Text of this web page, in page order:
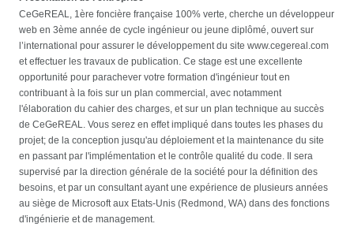
CeGeREAL, 1ère foncière française 100% verte, cherche un développeur
web en 3ème année de cycle ingénieur ou jeune diplômé, ouvert sur
l’international pour assurer le développement du site www.cegereal.com
et effectuer les travaux de publication. Ce stage est une excellente
opportunité pour parachever votre formation d'ingénieur tout en
contribuant à la fois sur un plan commercial, avec notamment
l'élaboration du cahier des charges, et sur un plan technique au succès
de CeGeREAL. Vous serez en effet impliqué dans toutes les phases du
projet; de la conception jusqu'au déploiement et la maintenance du site
en passant par l'implémentation et le contrôle qualité du code. Il sera
supervisé par la direction générale de la société pour la définition des
besoins, et par un consultant ayant une expérience de plusieurs années
au siège de Microsoft aux Etats-Unis (Redmond, WA) dans des fonctions
d'ingénierie et de management.